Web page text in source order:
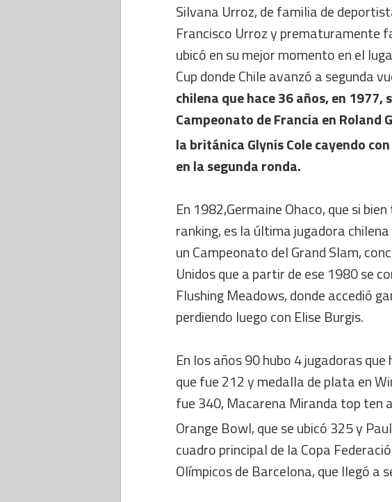
Silvana Urroz, de familia de
Francisco Urroz y prematuramente
ubicó en su mejor momento en el
Cup donde Chile avanzó a segunda
chilena que hace 36 años, en
Campeonato de Francia en Roland
la británica Glynis Cole cayendo
en la segunda ronda.
En 1982,Germaine Ohaco, que si
ranking, es la última jugadora
un Campeonato del Grand Slam,
Unidos que a partir de ese 1980 se
Flushing Meadows, donde accedió
perdiendo luego con Elise Burgis.
En los años 90 hubo 4 jugadoras
que fue 212 y medalla de plata en
fue 340, Macarena Miranda top
Orange Bowl, que se ubicó 325 y
cuadro principal de la Copa
Olímpicos de Barcelona, que llegó a